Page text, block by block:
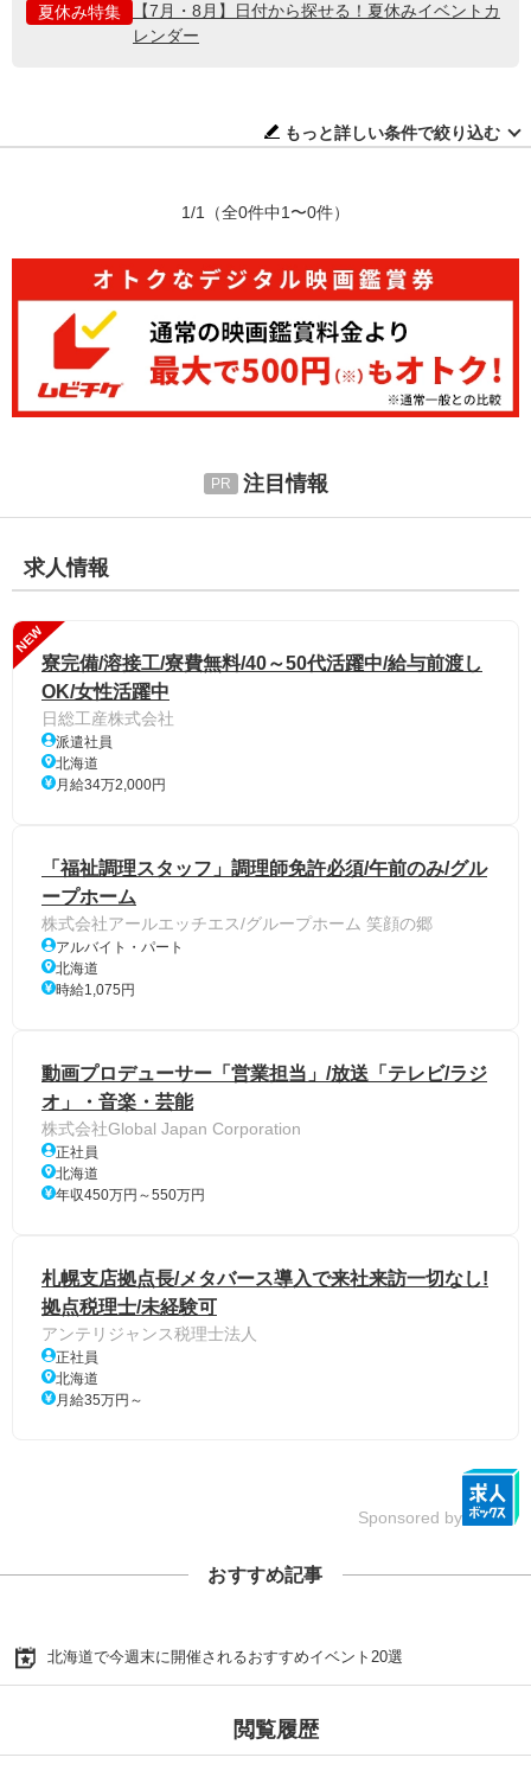
夏休み特集
【7月・8月】日付から探せる！夏休みイベントカ
レンダー
もっと詳しい条件で絞り込む
1/1 （全0件中1〜0件）
注目情報
求人情報
NEW
寮完備/溶接工/寮費無料/40～50代活躍中/給与前渡し
OK/女性活躍中
日総工産株式会社
派遣社員
北海道
月給34万2,000円
「福祉調理スタッフ」調理師免許必須/午前のみ/グル
ープホーム
株式会社アールエッチエス/グループホーム 笑顔の郷
アルバイト・パート
北海道
時給1,075円
動画プロデューサー「営業担当」/放送「テレビ/ラジ
オ」・音楽・芸能
株式会社Global Japan Corporation
正社員
北海道
年収450万円～550万円
札幌支店拠点長/メタバース導入で来社来訪一切なし!
拠点税理士/未経験可
アンテリジャンス税理士法人
正社員
北海道
月給35万円～
Sponsored by
おすすめ記事
北海道で今週末に開催されるおすすめイベント20選
閲覧履歴